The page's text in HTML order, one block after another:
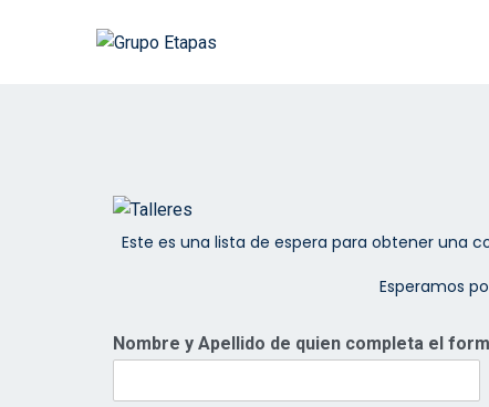
Este es una lista de espera para obtener una
Esperamos
Nombre y Apellido de quien completa el